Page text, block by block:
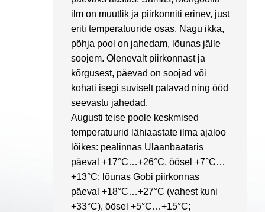
ilm on muutlik ja piirkonniti erinev, just
eriti temperatuuride osas. Nagu ikka,
põhja pool on jahedam, lõunas jälle
soojem. Olenevalt piirkonnast ja
kõrgusest, päevad on soojad või
kohati isegi suviselt palavad ning ööd
seevastu jahedad.
Augusti teise poole keskmised
temperatuurid lähiaastate ilma ajaloo
lõikes: pealinnas Ulaanbaataris
päeval +17°C…+26°C, öösel +7°C…
+13°C; lõunas Gobi piirkonnas
päeval +18°C…+27°C (vahest kuni
+33°C), öösel +5°C…+15°C;